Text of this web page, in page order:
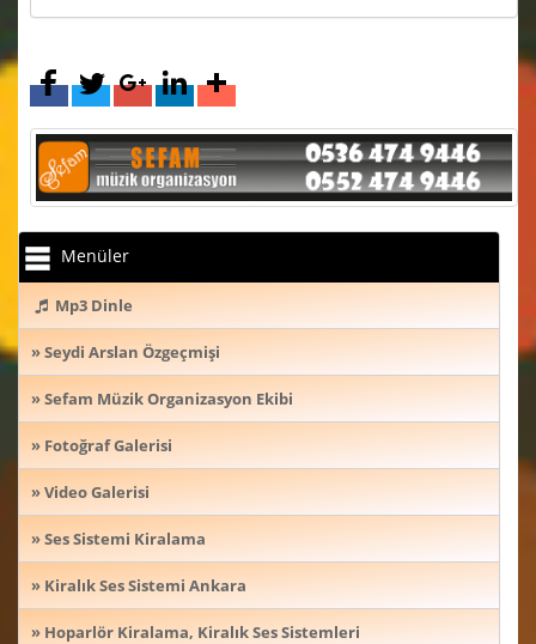
Menüler
Mp3 Dinle
» Seydi Arslan Özgeçmişi
» Sefam Müzik Organizasyon Ekibi
» Fotoğraf Galerisi
» Video Galerisi
» Ses Sistemi Kiralama
» Kiralık Ses Sistemi Ankara
» Hoparlör Kiralama, Kiralık Ses Sistemleri